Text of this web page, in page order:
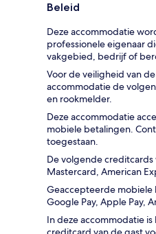
Beleid
Deze accommodatie
professionele eigenaar
vakgebied, bedrijf of
Voor de veiligheid van
accommodatie de
en rookmelder.
Deze accommodatie
mobiele betalingen.
toegestaan.
De volgende
Mastercard, American
Geaccepteerde
Google Pay, Apple Pay,
In deze accommodatie